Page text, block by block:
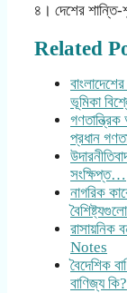
৪। দেশের শান্তি-
Related
ভূমিকা
প্রধান
সংক্ষিপ্ত…
নাগরিক
রাসায়নিক
Notes
বৈদেশিক
বাণিজ্য কি?